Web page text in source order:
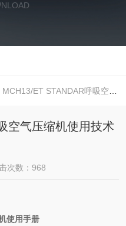
MCH13/ET STANDAR呼吸空气压缩机使用技术资料
空气压缩机使用技术
次数：968
使用手册